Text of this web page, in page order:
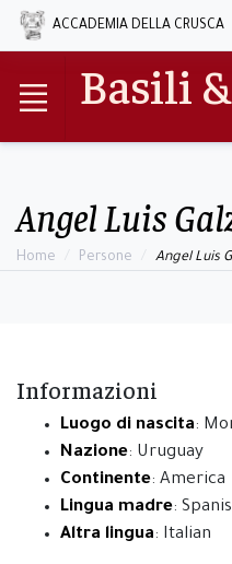
ACCADEMIA DELLA CRUSCA
Basili
Angel Luis
Home Persone Angel Luis
Informazioni
Luogo di nascita:
Nazione: Uruguay
Continente: America
Lingua madre:
Altra lingua: Italian